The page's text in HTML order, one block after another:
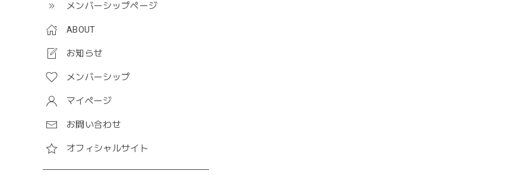
メンバーシップページ
ABOUT
お知らせ
メンバーシップ
マイページ
お問い合わせ
オフィシャルサイト